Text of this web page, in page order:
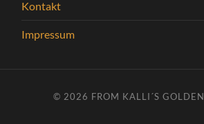
Kontakt
Impressum
© 2026 FROM KALLI´S GOLDEN